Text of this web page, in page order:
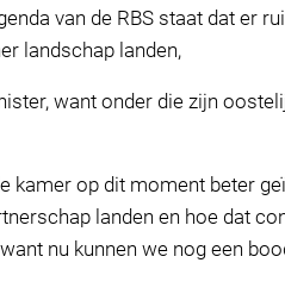
van de RBS staat dat er
landschap landen,
want onder die zijn
kamer op dit moment beter
landen en hoe dat
nu kunnen we nog een